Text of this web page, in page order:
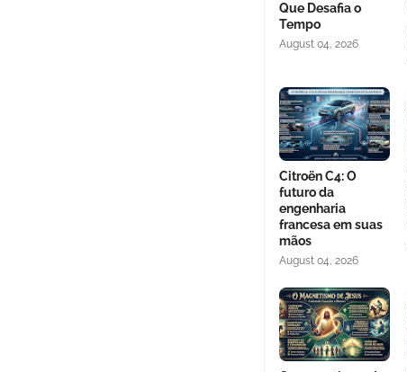
Que Desafia o
Tempo
August 04, 2026
Citroën C4: O
futuro da
engenharia
francesa em suas
mãos
August 04, 2026